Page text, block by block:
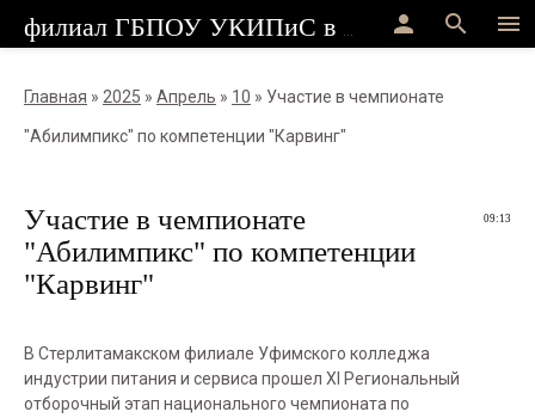
menu
search
person
Главная » 2025 » Апрель » 10 » Участие в чемпионате
"Абилимпикс" по компетенции "Карвинг"
09:13
Участие в чемпионате
"Абилимпикс" по компетенции
"Карвинг"
В Стерлитамакском филиале Уфимского колледжа
индустрии питания и сервиса прошел Xl Региональный
отборочный этап национального чемпионата по